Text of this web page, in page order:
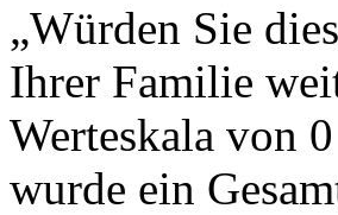
„Würden Sie
Ihrer Familie
Werteskala von
wurde ein